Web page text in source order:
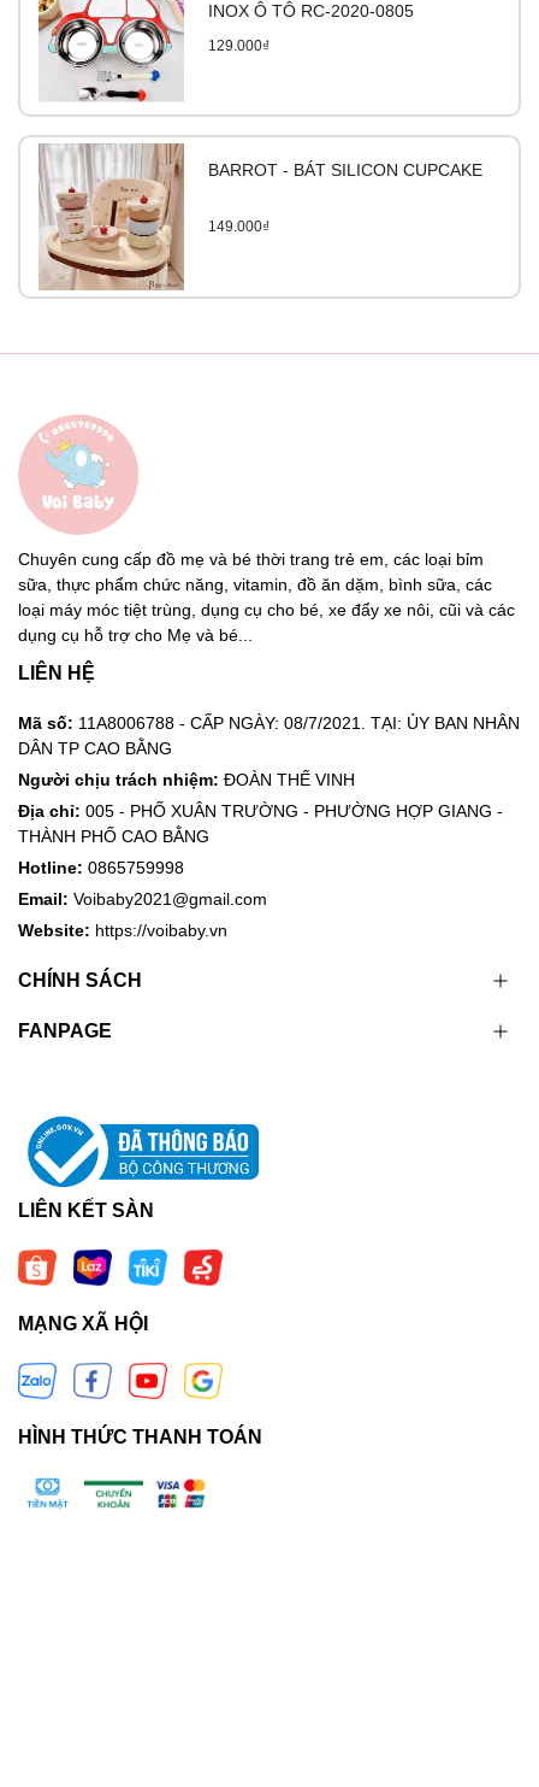
INOX Ô TÔ RC-2020-0805
129.000₫
BARROT - BÁT SILICON CUPCAKE
149.000₫
Chuyên cung cấp đồ mẹ và bé thời trang trẻ em, các loại bỉm
sữa, thực phẩm chức năng, vitamin, đồ ăn dặm, bình sữa, các
loại máy móc tiệt trùng, dụng cụ cho bé, xe đẩy xe nôi, cũi và các
dụng cụ hỗ trợ cho Mẹ và bé...
LIÊN HỆ
Mã số: 11A8006788 - CẤP NGÀY: 08/7/2021. TẠI: ỦY BAN NHÂN
DÂN TP CAO BẰNG
Người chịu trách nhiệm: ĐOÀN THẾ VINH
Địa chỉ: 005 - PHỐ XUÂN TRƯỜNG - PHƯỜNG HỢP GIANG -
THÀNH PHỐ CAO BẰNG
Hotline: 0865759998
Email: Voibaby2021@gmail.com
Website: https://voibaby.vn
CHÍNH SÁCH
FANPAGE
LIÊN KẾT SÀN
MẠNG XÃ HỘI
HÌNH THỨC THANH TOÁN